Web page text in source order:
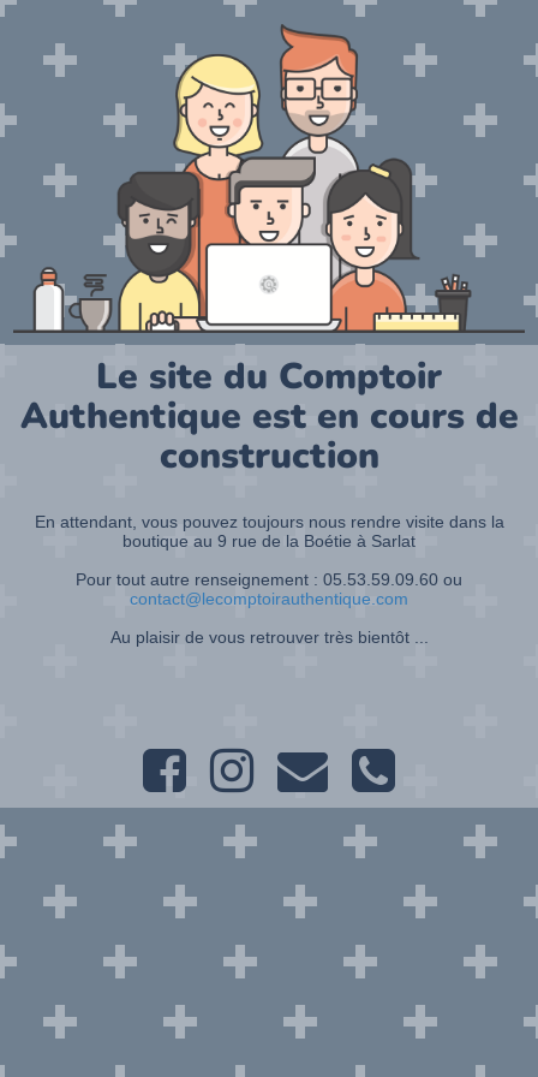
Le site du Comptoir
Authentique est en cours de
construction
En attendant, vous pouvez toujours nous rendre visite dans la
boutique au 9 rue de la Boétie à Sarlat
Pour tout autre renseignement : 05.53.59.09.60 ou
contact@lecomptoirauthentique.com
Au plaisir de vous retrouver très bientôt ...